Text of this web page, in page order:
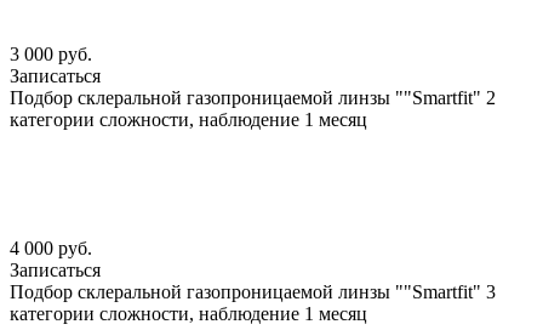
3 000 руб.
Записаться
Подбор склеральной газопроницаемой линзы ""Smartfit" 2
категории сложности, наблюдение 1 месяц
4 000 руб.
Записаться
Подбор склеральной газопроницаемой линзы ""Smartfit" 3
категории сложности, наблюдение 1 месяц